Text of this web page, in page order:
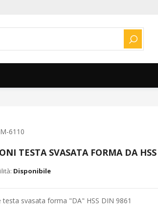
CERCA
6110
TESTA SVASATA FORMA DA
Disponibile
testa svasata forma "DA" HSS DIN 9861